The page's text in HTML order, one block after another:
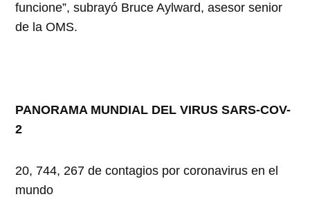
funcione”, subrayó Bruce Aylward, asesor senior
de la OMS.
PANORAMA MUNDIAL DEL VIRUS SARS-COV-
2
20, 744, 267 de contagios por coronavirus en el
mundo